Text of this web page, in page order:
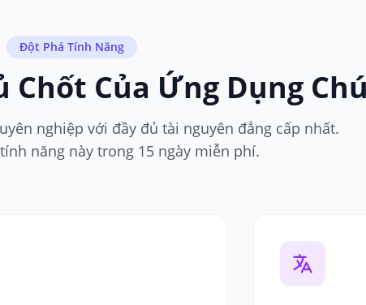
Đột Phá Tính Năng
Của Ứng Dụng
nghiệp với đầy đủ tài nguyên đẳng cấp nhất.
năng này trong 15 ngày miễn phí.